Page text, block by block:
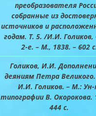
преобразователя
собранные из
источников и
годам. Т. 5. /И.И. Голиков,
2-е. – М., 1838. – 602
Голиков, И.И.
деяниям Петра
И.И. Голиков. – М.:
типографии В. Окорокова.
444 с.